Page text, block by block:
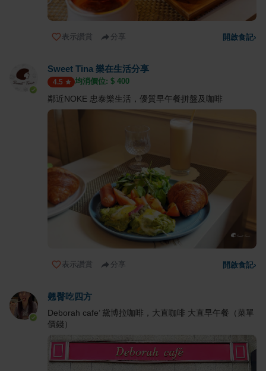
表示讚賞 分享 開啟食記›
Sweet Tina 樂在生活分享
4.5 均消價位: $ 400
鄰近NOKE 忠泰樂生活，優質早午餐拼盤及咖啡
表示讚賞 分享 開啟食記›
翹臀吃四方
Deborah cafe’ 黛博拉咖啡，大直咖啡 大直早午餐（菜單
價錢）